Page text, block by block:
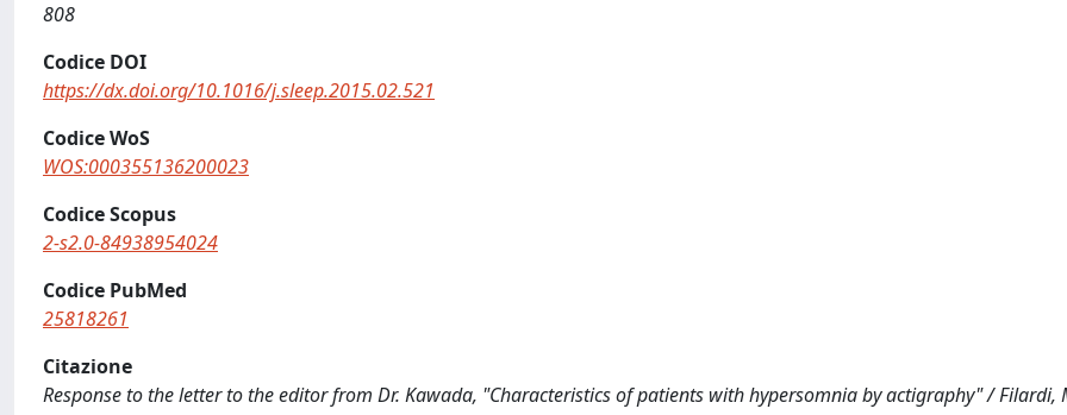
808
Codice DOI
https://dx.doi.org/10.1016/j.sleep.2015.02.521
Codice WoS
WOS:000355136200023
Codice Scopus
2-s2.0-84938954024
Codice PubMed
25818261
Citazione
Response to the letter to the editor from Dr. Kawada, "Characteristics of patients with hypersomnia by actigraphy" / Filardi,